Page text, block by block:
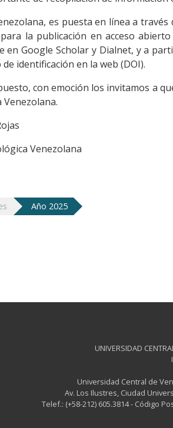
es puesta en línea a
la publicación en acceso
en Google Scholar y Dialnet, y a
identificación en la web (DOI).
con emoción los invitamos a
Venezolana
Año 2025
UNIVERSIDAD
Universidad Central de
Av. Los Ilustres, Ciudad
Telef.: (+58-212) 605.3814 - Código